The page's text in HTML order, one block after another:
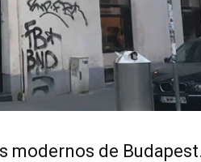
modernos de Budapest.